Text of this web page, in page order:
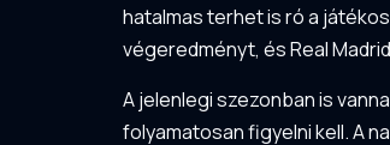
hatalmas terhet is ró a
végeredményt, és Real
A jelenlegi szezonban is
folyamatosan figyelni kell. A